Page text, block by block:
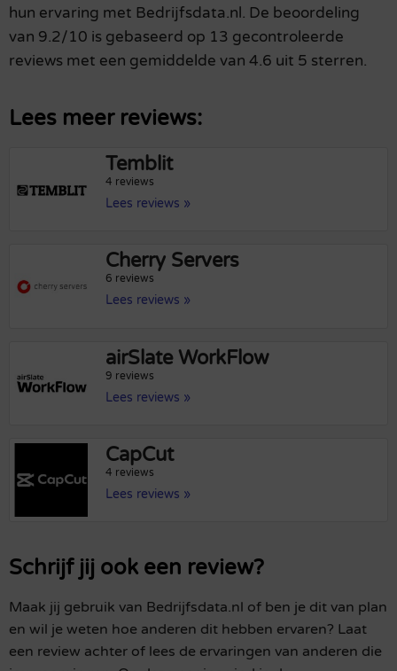
hun ervaring met Bedrijfsdata.nl. De beoordeling
van 9.2/10 is gebaseerd op 13 gecontroleerde
reviews met een gemiddelde van 4.6 uit 5 sterren.
Lees meer reviews:
Temblit
4 reviews
Lees reviews »
Cherry Servers
6 reviews
Lees reviews »
airSlate WorkFlow
9 reviews
Lees reviews »
CapCut
4 reviews
Lees reviews »
Schrijf jij ook een review?
Maak jij gebruik van Bedrijfsdata.nl of ben je dit van plan
en wil je weten hoe anderen dit hebben ervaren? Laat
een review achter of lees de ervaringen van anderen die